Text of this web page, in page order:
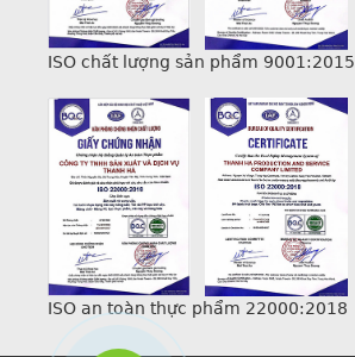
ISO chất lượng sản phẩm 9001:2015
ISO an toàn thực phẩm 22000:2018